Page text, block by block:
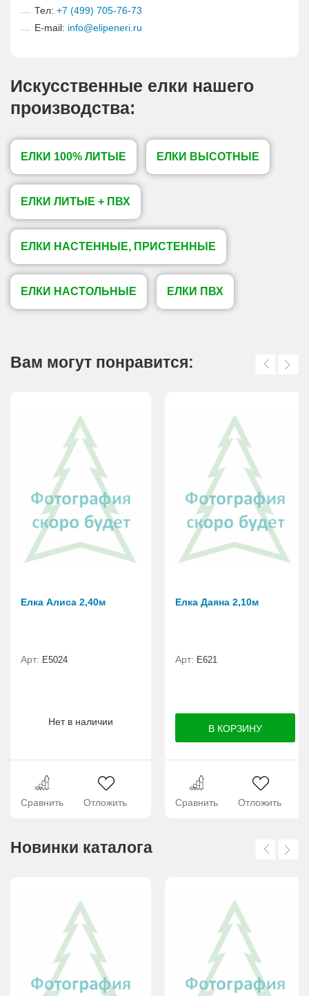
Тел: +7 (499) 705-76-73
E-mail: info@elipeneri.ru
Искусственные елки нашего
производства:
ЕЛКИ 100% ЛИТЫЕ ЕЛКИ ВЫСОТНЫЕ
ЕЛКИ ЛИТЫЕ + ПВХ
ЕЛКИ НАСТЕННЫЕ, ПРИСТЕННЫЕ
ЕЛКИ НАСТОЛЬНЫЕ ЕЛКИ ПВХ
Вам могут понравится:
Елка Алиса 2,40м
Арт: Е5024
Нет в наличии
Сравнить Отложить
Елка Даяна 2,10м
Арт: E621
Сравнить Отложить
Новинки каталога